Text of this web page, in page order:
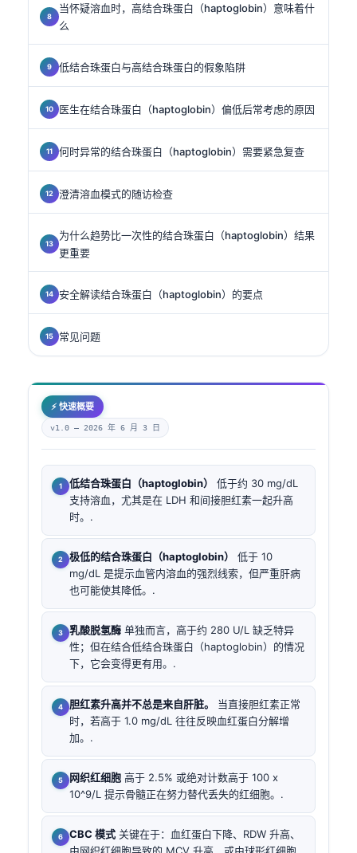
当怀疑溶血时，高结合珠蛋白（haptoglobin）意味着什
么
低结合珠蛋白与高结合珠蛋白的假象陷阱
医生在结合珠蛋白（haptoglobin）偏低后常考虑的原因
何时异常的结合珠蛋白（haptoglobin）需要紧急复查
澄清溶血模式的随访检查
为什么趋势比一次性的结合珠蛋白（haptoglobin）结果
更重要
安全解读结合珠蛋白（haptoglobin）的要点
常见问题
⚡ 快速概要
v1.0 — 2026 年 6 月 3 日
低结合珠蛋白（haptoglobin）
低于约 30 mg/dL
支持溶血，尤其是在 LDH 和间接胆红素一起升高
时。.
极低的结合珠蛋白（haptoglobin）
低于 10
mg/dL 是提示血管内溶血的强烈线索，但严重肝病
也可能使其降低。.
乳酸脱氢酶 单独而言，高于约 280 U/L 缺乏特异
性；但在结合低结合珠蛋白（haptoglobin）的情况
下，它会变得更有用。.
胆红素升高并不总是来自肝脏。
当直接胆红素正常
时，若高于 1.0 mg/dL 往往反映血红蛋白分解增
加。.
网织红细胞 高于 2.5% 或绝对计数高于 100 x
10^9/L 提示骨髓正在努力替代丢失的红细胞。.
CBC 模式 关键在于：血红蛋白下降、RDW 升高、